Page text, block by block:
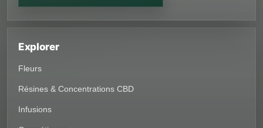
Explorer
Fleurs
Résines & Concentrations CBD
Infusions